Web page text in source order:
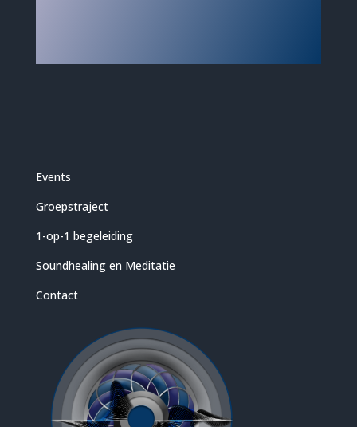
Events
Groepstraject
1-op-1 begeleiding
Soundhealing en Meditatie
Contact